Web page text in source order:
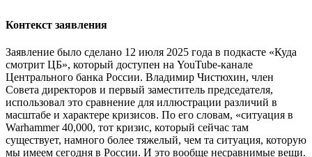
Контекст заявления​
Заявление было сделано 12 июля 2025 года в подкасте «Куда
смотрит ЦБ», который доступен на YouTube-канале
Центрального банка России. Владимир Чистюхин, член
Совета директоров и первый заместитель председателя,
использовал это сравнение для иллюстрации различий в
масштабе и характере кризисов. По его словам, «ситуация в
Warhammer 40,000, тот кризис, который сейчас там
существует, намного более тяжелый, чем та ситуация, которую
мы имеем сегодня в России. И это вообще несравнимые вещи.